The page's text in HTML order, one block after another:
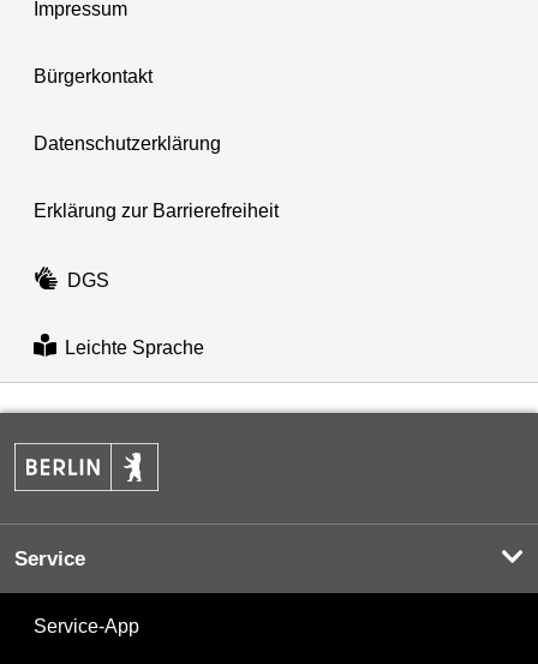
Impressum
Bürgerkontakt
Datenschutzerklärung
Erklärung zur Barrierefreiheit
DGS
Leichte Sprache
Service
Service-App